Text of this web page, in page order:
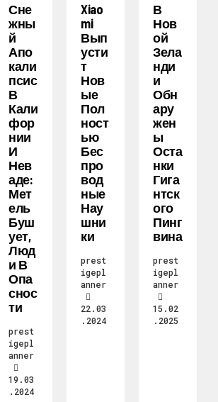
Сне
Жны
Й
Апо
Кали
Псис
В
Кали
Фор
Нии
И
Нев
Аде:
Мет
Ель
Буш
Ует,
Люд
И В
Опа
Снос
Ти
prest
igepl
anner
19.03
.2024
Xiao
Mi
Вып
Усти
Т
Нов
Ые
Пол
Ност
Ью
Бес
Про
Вод
Ные
Нау
Шни
Ки
prest
igepl
anner
22.03
.2024
В
Нов
Ой
Зела
Нди
И
Обн
Ару
Жен
Ы
Оста
Нки
Гига
Нтск
Ого
Пинг
Вина
prest
igepl
anner
15.02
.2025